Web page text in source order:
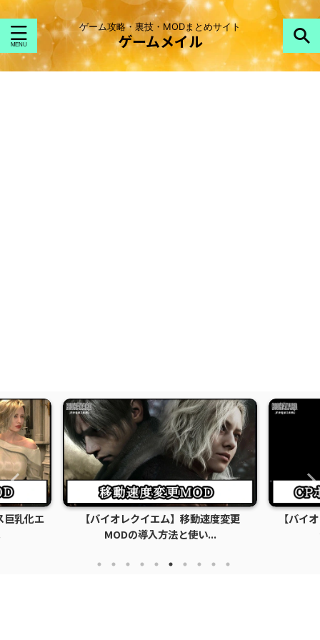
ゲーム攻略・裏技・MODまとめサイト
ゲームメイル
巨乳化エ
【バイオレクイエム】移動速度変更
MODの導入方法と使い...
【バイ